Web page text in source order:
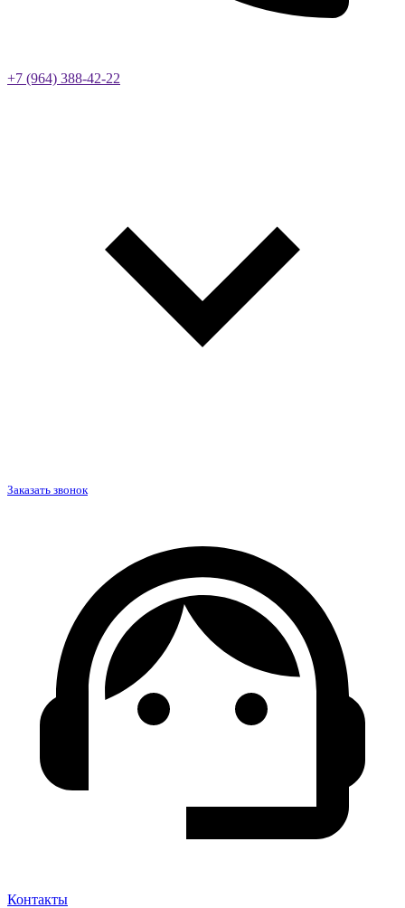
+7 (964) 388-42-22
Заказать звонок
Контакты